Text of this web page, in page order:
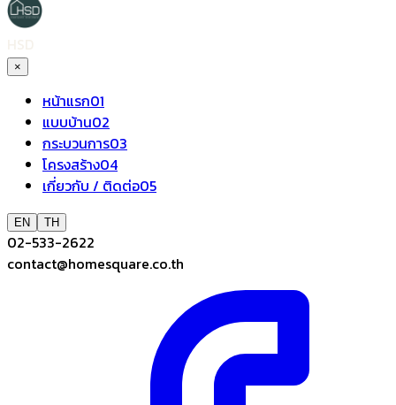
×
หน้าแรก01
แบบบ้าน02
กระบวนการ03
โครงสร้าง04
เกี่ยวกับ / ติดต่อ05
EN TH
02-533-2622
contact@homesquare.co.th